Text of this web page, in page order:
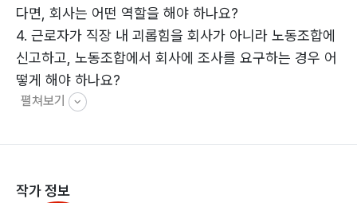
단순한 지식 전달을 넘어 기업 내 건강한 조직 문화를 세
우기 위한 필독서다. 저자들은 ‘직장 내 괴롭힘’이라는 복
잡한 갈등의 한복판에서 기업이 취해야 할 가장 합리적이
고 현실적인 해법이 무엇인지 조언한다. 인사팀과 법무팀
담당자는 물론, 자신의 권리를 보호받고 싶은 근로자 모두
다면, 회사는 어떤 역할을 해야 하나요?
4. 근로자가 직장 내 괴롭힘을 회사가 아니라 노동조합에
신고하고, 노동조합에서 회사에 조사를 요구하는 경우 어
떻게 해야 하나요?
5. 근로자 본인은 조사를 회피하고 있지만, 근로자 본인의
비를 하고 있었는데, 노동청에도 신고한 경우에 어떻게 되
펼쳐보기
작가 정보